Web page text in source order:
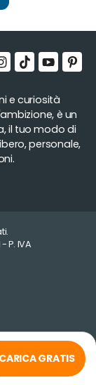
GRATIS
e curiosità
è un
il tuo modo di
personale,
P. IVA